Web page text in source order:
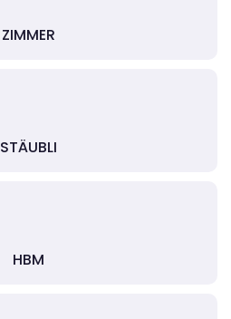
ZIMMER
STÄUBLI
HBM